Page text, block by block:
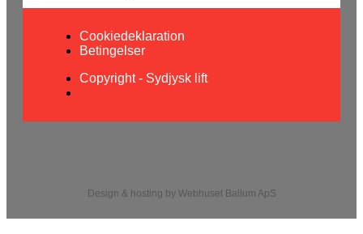
Cookiedeklaration
Betingelser
Copyright - Sydjysk lift
Design & hosting by Webhuset Ballum ApS